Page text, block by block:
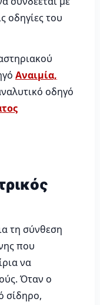
οδηγίες του
Αναιμία,
οδηγό
τη σύνθεση
που
να
Όταν ο
σίδηρο,